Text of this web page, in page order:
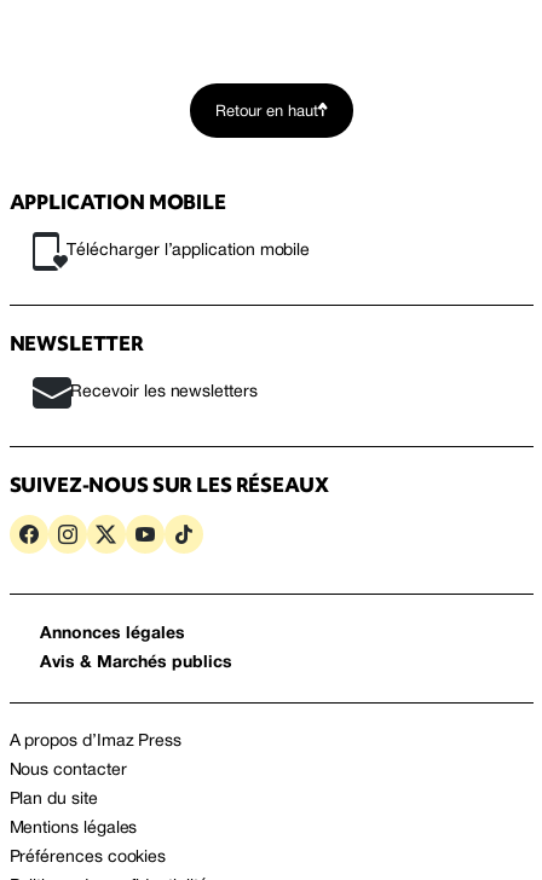
Retour en haut
APPLICATION MOBILE
Télécharger l’application mobile
NEWSLETTER
Recevoir les newsletters
SUIVEZ-NOUS SUR LES RÉSEAUX
Annonces légales
Avis & Marchés publics
A propos d’Imaz Press
Nous contacter
Plan du site
Mentions légales
Préférences cookies